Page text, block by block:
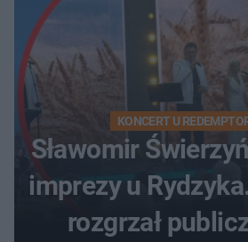
KONCERT U
Sławomir
imprezy u
rozgrzał